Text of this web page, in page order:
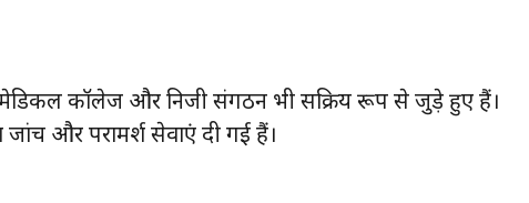
मेडिकल कॉलेज और निजी संगठन भी सक्रिय रूप से जुड़े हुए हैं।
जांच और परामर्श सेवाएं दी गई हैं।